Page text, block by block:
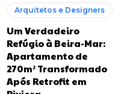
Arquitetos e Designers
Um Verdadeiro
Refúgio à Beira-Mar:
Apartamento de
270m² Transformado
Após Retrofit em